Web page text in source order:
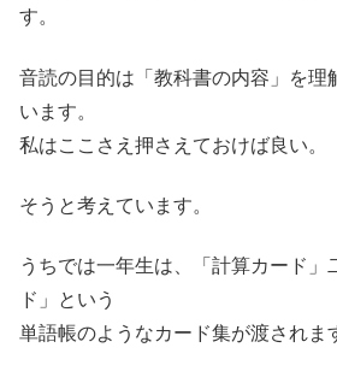
す。
音読の目的は「教科書の内容」を理
います。
私はここさえ押さえておけば良い。
そうと考えています。
うちでは一年生は、「計算カード」
ド」という
単語帳のようなカード集が渡されま